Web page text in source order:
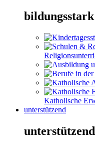
bildungsstark
Katholische
unterstützend
unterstützend